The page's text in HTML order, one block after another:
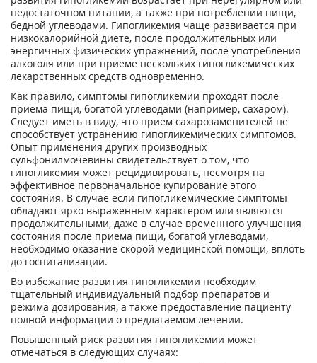
недостаточном питании, а также при потреблении пищи,
бедной углеводами. Гипогликемия чаще развивается при
низкокалорийной диете, после продолжительных или
энергичных физических упражнений, после употребления
алкоголя или при приеме нескольких гипогликемических
лекарственных средств одновременно.
Как правило, симптомы гипогликемии проходят после
приема пищи, богатой углеводами (например, сахаром).
Следует иметь в виду, что прием сахарозаменителей не
способствует устранению гипогликемических симптомов.
Опыт применения других производных
сульфонилмочевины свидетельствует о том, что
гипогликемия может рецидивировать, несмотря на
эффективное первоначальное купирование этого
состояния. В случае если гипогликемические симптомы
обладают ярко выраженным характером или являются
продолжительными, даже в случае временного улучшения
состояния после приема пищи, богатой углеводами,
необходимо оказание скорой медицинской помощи, вплоть
до госпитализации.
Во избежание развития гипогликемии необходим
тщательный индивидуальный подбор препаратов и
режима дозирования, а также предоставление пациенту
полной информации о предлагаемом лечении.
Повышенный риск развития гипогликемии может
отмечаться в следующих случаях: